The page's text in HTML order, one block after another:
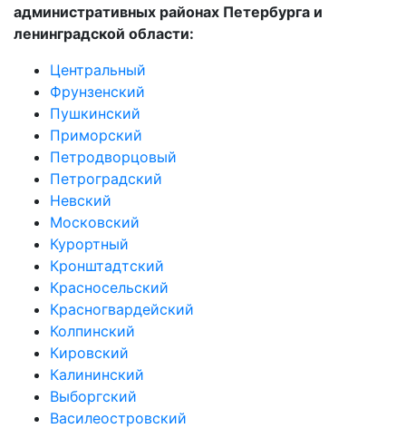
административных районах Петербурга и
ленинградской области:
Центральный
Фрунзенский
Пушкинский
Приморский
Петродворцовый
Петроградский
Невский
Московский
Курортный
Кронштадтский
Красносельский
Красногвардейский
Колпинский
Кировский
Калининский
Выборгский
Василеостровский